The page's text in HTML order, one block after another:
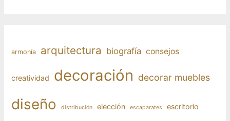
armonía arquitectura biografía consejos
creatividad decoración decorar muebles
diseño distribución elección escaparates escritorio